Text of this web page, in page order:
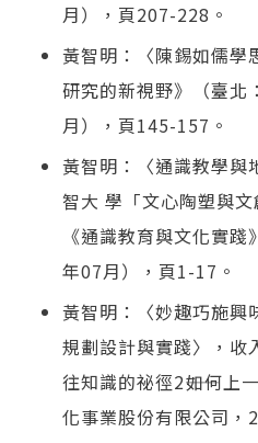
月），頁207-228。
黃智明：〈陳錫如儒學
研究的新視野》（臺
月），頁145-157。
黃智明：〈通識教學與
智大 學「文心陶塑與文
《通識教育與文化實踐
年07月），頁1-17。
黃智明：〈妙趣巧施興
規劃設計與實踐〉，收
往知識的祕徑2――如何上
化事業股份有限公司，